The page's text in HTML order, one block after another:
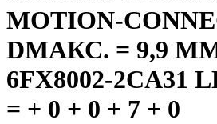
MOTION-
DMAКС. = 9,9
6FX8002-2CA31
= + 0 + 0 + 7 + 0